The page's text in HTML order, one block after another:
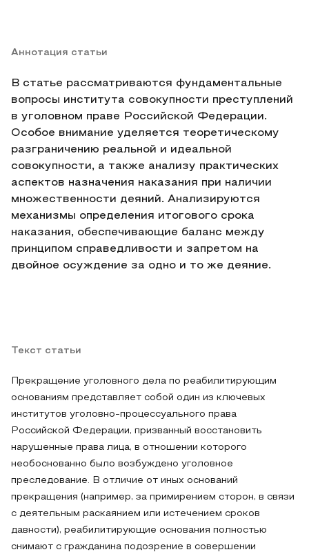
Аннотация статьи
В статье рассматриваются фундаментальные
вопросы института совокупности преступлений
в уголовном праве Российской Федерации.
Особое внимание уделяется теоретическому
разграничению реальной и идеальной
совокупности, а также анализу практических
аспектов назначения наказания при наличии
множественности деяний. Анализируются
механизмы определения итогового срока
наказания, обеспечивающие баланс между
принципом справедливости и запретом на
двойное осуждение за одно и то же деяние.
Текст статьи
Прекращение уголовного дела по реабилитирующим
основаниям представляет собой один из ключевых
институтов уголовно-процессуального права
Российской Федерации, призванный восстановить
нарушенные права лица, в отношении которого
необоснованно было возбуждено уголовное
преследование. В отличие от иных оснований
прекращения (например, за примирением сторон, в связи
с деятельным раскаянием или истечением сроков
давности), реабилитирующие основания полностью
снимают с гражданина подозрение в совершении